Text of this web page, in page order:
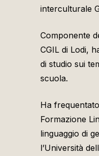
interculturale
Componente
CGIL di Lodi,
di studio sui
scuola.
Ha
Formazione
linguaggio di
l’Università